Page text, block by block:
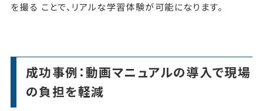
を撮る ことで、リアルな学習体験が可能になります。
成功事例：動画マニュアルの導入で現場
の負担を軽減